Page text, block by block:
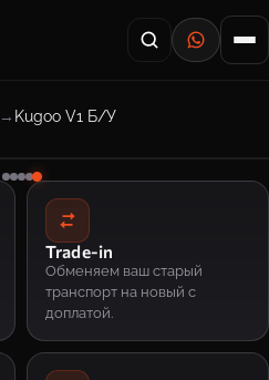
Kugoo V1 Б/У
Trade-in
Обменяем ваш старый
транспорт на новый с
доплатой.